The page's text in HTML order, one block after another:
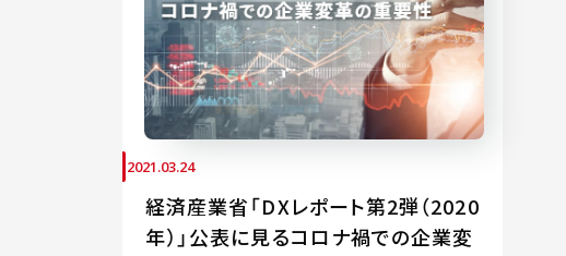
2021.03.24
経済産業省「DXレポート第2弾（2020
年）」公表に見るコロナ禍での企業変